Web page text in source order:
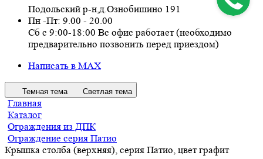
Подольский р-н,д.Ознобишино 191
Пн -Пт: 9.00 - 20.00
Сб с 9:00-18:00 Вс офис работает (необходимо
предварительно позвонить перед приездом)
Написать в MAX
Темная тема Светлая тема
Главная
Каталог
Ограждения из ДПК
Ограждение серия Патио
Крышка столба (верхняя), серия Патио, цвет графит